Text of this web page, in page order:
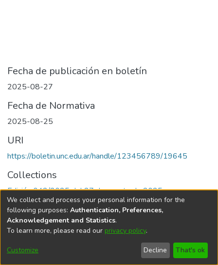
Fecha de publicación en boletín
2025-08-27
Fecha de Normativa
2025-08-25
URI
https://boletin.unc.edu.ar/handle/123456789/19645
Collections
Edición 042/2025 del 27 de agosto de 2025
Universidad Nacional de Córdoba
We collect and process your personal information for the
following purposes: Authentication, Preferences,
Acknowledgement and Statistics.
To learn more, please read our privacy policy.
Customize Decline That's ok